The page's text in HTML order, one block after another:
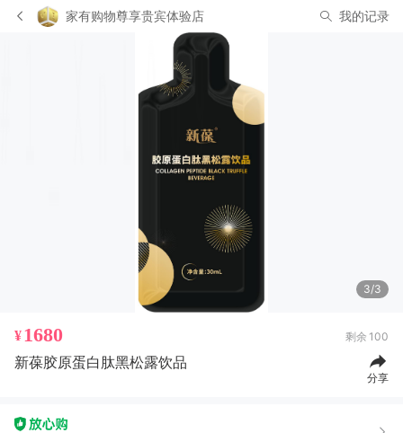
家有购物尊享贵宾体验店 我的记录
3/3
¥1680 剩余 100
新葆胶原蛋白肽黑松露饮品
分享